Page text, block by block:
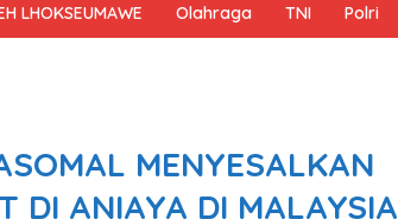
LHOKSEUMAWE Olahraga TNI Polri
MENYESALKAN
DI ANIAYA DI MALAYSIA